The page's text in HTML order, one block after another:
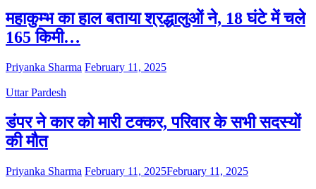
महाकुम्भ का हाल बताया श्रद्धालुओं ने, 18 घंटे में चले
165 किमी…
Priyanka Sharma February 11, 2025
Uttar Pardesh
डंपर ने कार को मारी टक्कर, परिवार के सभी सदस्यों
की मौत
Priyanka Sharma February 11, 2025February 11, 2025